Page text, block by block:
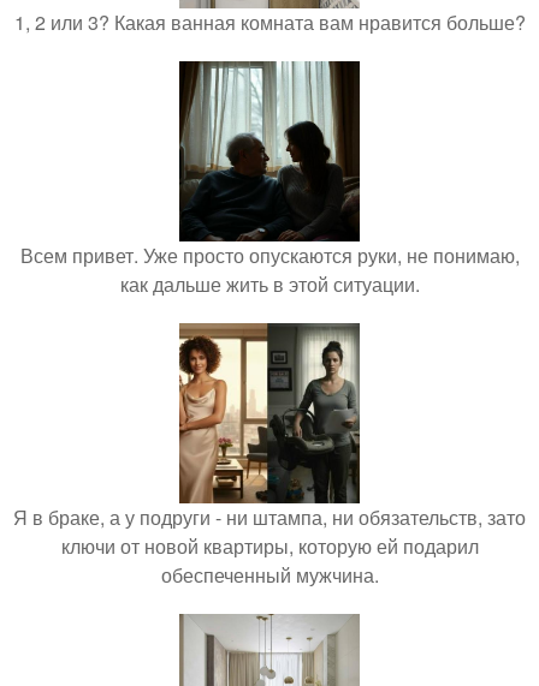
1, 2 или 3? Какая ванная комната вам нравится больше?
Всем привет. Уже просто опускаются руки, не понимаю,
как дальше жить в этой ситуации.
Я в браке, а у подруги - ни штампа, ни обязательств, зато
ключи от новой квартиры, которую ей подарил
обеспеченный мужчина.